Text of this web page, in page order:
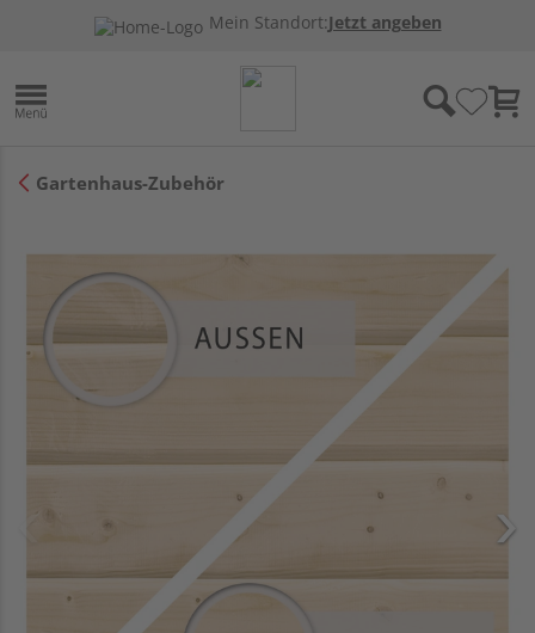
Mein Standort:Jetzt angeben
Gartenhaus-Zubehör